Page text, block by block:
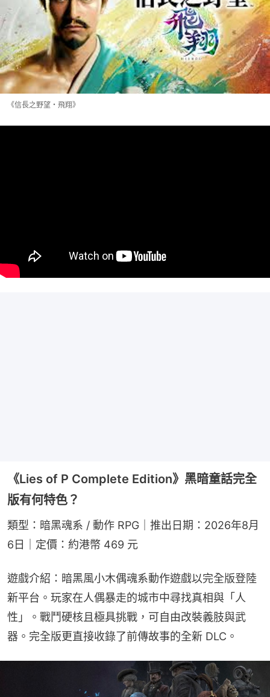
《信長之野望・飛翔》
《Lies of P Complete Edition》黑暗童話完全
版有何特色？
類型：暗黑魂系 / 動作 RPG｜推出日期：2026年8月
6日｜定價：約港幣 469 元
遊戲介紹：暗黑風小木偶魂系動作遊戲以完全版登陸
新平台。玩家在人偶暴走的城市中尋找真相與「人
性」。戰鬥硬核且極具挑戰，可自由改裝義肢與武
器。完全版更直接收錄了前傳故事的全新 DLC。